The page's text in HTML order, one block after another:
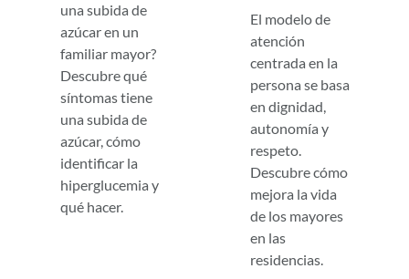
una subida de
azúcar en un
familiar mayor?
Descubre qué
síntomas tiene
una subida de
azúcar, cómo
identificar la
hiperglucemia y
qué hacer.
El modelo de
atención
centrada en la
persona se basa
en dignidad,
autonomía y
respeto.
Descubre cómo
mejora la vida
de los mayores
en las
residencias.